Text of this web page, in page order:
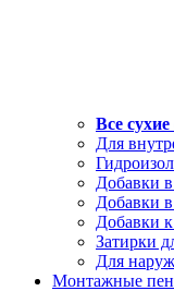
Все
Для
Добавки
Добавки
Добавки
Затирки
Для
Монтажные